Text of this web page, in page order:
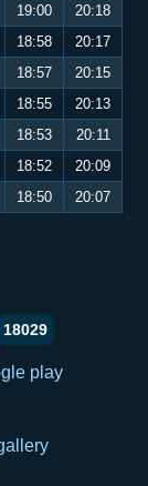
19:00
20:18
18:58
20:17
18:57
20:15
18:55
20:13
18:53
20:11
18:52
20:09
18:50 20:07
18029